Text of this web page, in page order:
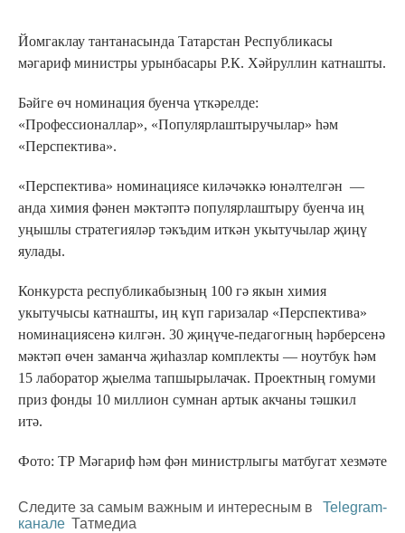
Йомгаклау тантанасында Татарстан Республикасы
мәгариф министры урынбасары Р.К. Хәйруллин катнашты.
Бәйге өч номинация буенча үткәрелде:
«Профессионаллар», «Популярлаштыручылар» һәм
«Перспектива».
«Перспектива» номинациясе киләчәккә юнәлтелгән —
анда химия фәнен мәктәптә популярлаштыру буенча иң
уңышлы стратегияләр тәкъдим иткән укытучылар җиңү
яулады.
Конкурста республикабызның 100 гә якын химия
укытучысы катнашты, иң күп гаризалар «Перспектива»
номинациясенә килгән. 30 җиңүче-педагогның һәрберсенә
мәктәп өчен заманча җиһазлар комплекты — ноутбук һәм
15 лаборатор җыелма тапшырылачак. Проектның гомуми
приз фонды 10 миллион сумнан артык акчаны тәшкил
итә.
Фото: ТР Мәгариф һәм фән министрлыгы матбугат хезмәте
Следите за самым важным и интересным в
Telegram-
канале Татмедиа